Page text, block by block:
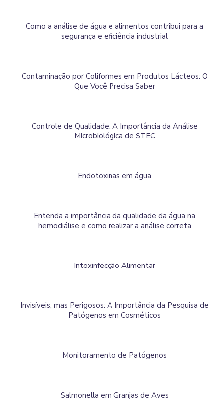
Como a análise de água e alimentos contribui para a
segurança e eficiência industrial
Contaminação por Coliformes em Produtos Lácteos: O
Que Você Precisa Saber
Controle de Qualidade: A Importância da Análise
Microbiológica de STEC
Endotoxinas em água
Entenda a importância da qualidade da água na
hemodiálise e como realizar a análise correta
Intoxinfecção Alimentar
Invisíveis, mas Perigosos: A Importância da Pesquisa de
Patógenos em Cosméticos
Monitoramento de Patógenos
Salmonella em Granjas de Aves